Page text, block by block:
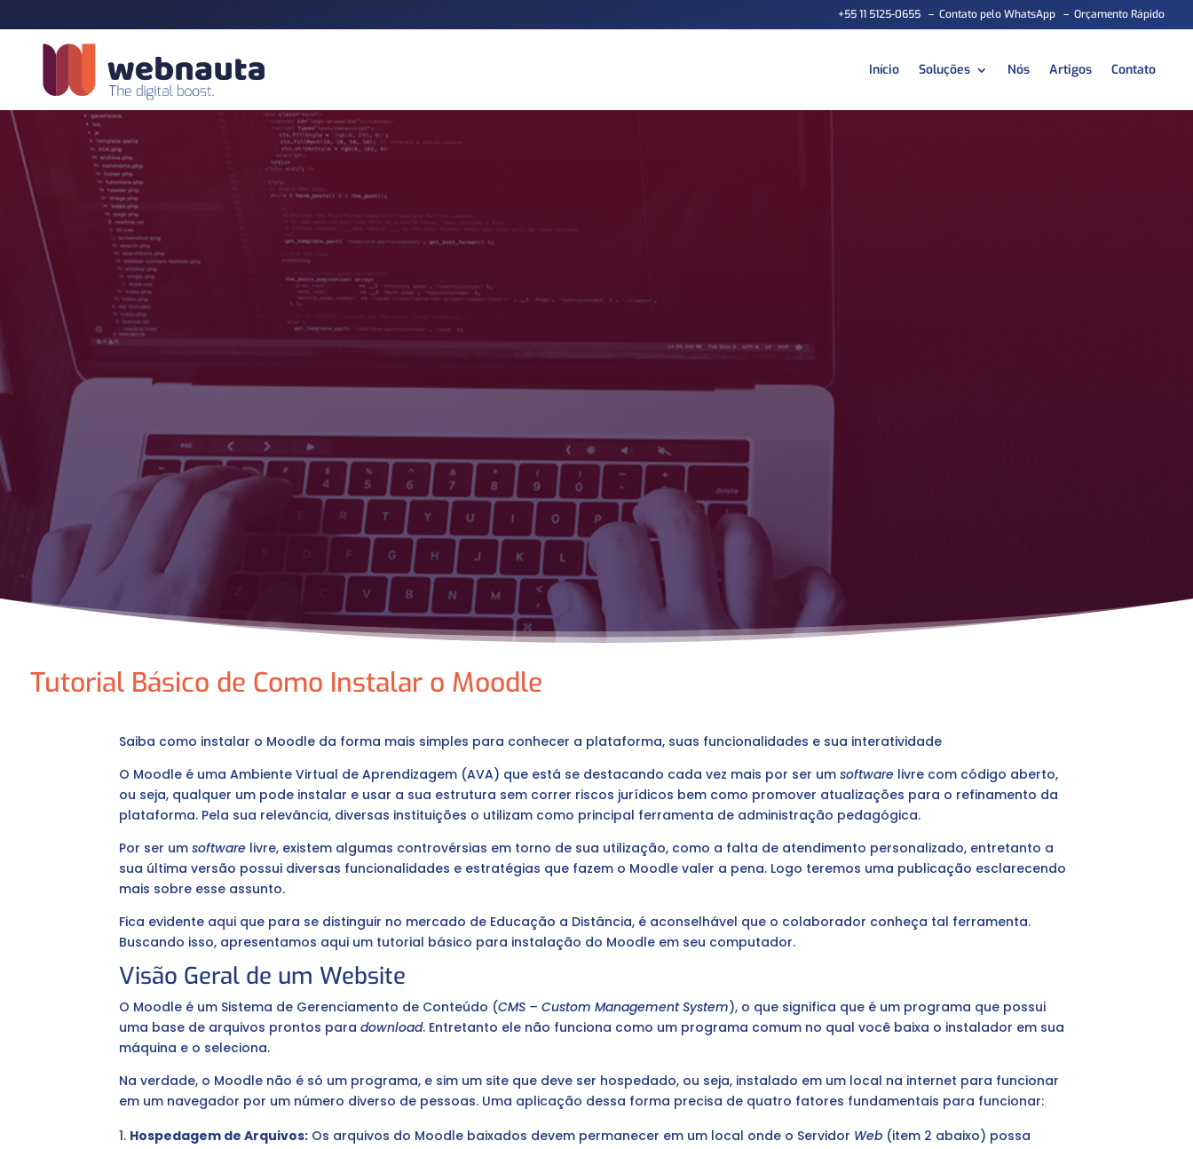
+55 11 5125-0655 – Contato pelo WhatsApp – Orçamento Rápido
Início Soluções Nós Artigos Contato
Tutorial Básico de Como Instalar o Moodle
Saiba como instalar o Moodle da forma mais simples para conhecer a plataforma, suas funcionalidades e sua interatividade
O Moodle é uma Ambiente Virtual de Aprendizagem (AVA) que está se destacando cada vez mais por ser umsoftware livre com código aberto,
ou seja, qualquer um pode instalar e usar a sua estrutura sem correr riscos jurídicos bem como promover atualizações para o refinamento da
plataforma. Pela sua relevância, diversas instituições o utilizam como principal ferramenta de administração pedagógica.
Por ser umsoftware livre, existem algumas controvérsias em torno de sua utilização, como a falta de atendimento personalizado, entretanto a
sua última versão possui diversas funcionalidades e estratégias que fazem o Moodle valer a pena. Logo teremos uma publicação esclarecendo
mais sobre esse assunto.
Fica evidente aqui que para se distinguir no mercado de Educação a Distância, é aconselhável que o colaborador conheça tal ferramenta.
Buscando isso, apresentamos aqui um tutorial básico para instalação do Moodle em seu computador.
Visão Geral de um Website
O Moodle é um Sistema de Gerenciamento de Conteúdo (CMS – Custom Management System), o que significa que é um programa que possui
uma base de arquivos prontos paradownload. Entretanto ele não funciona como um programa comum no qual você baixa o instalador em sua
máquina e o seleciona.
Na verdade, o Moodle não é só um programa, e sim um site que deve ser hospedado, ou seja, instalado em um local na internet para funcionar
em um navegador por um número diverso de pessoas. Uma aplicação dessa forma precisa de quatro fatores fundamentais para funcionar:
Hospedagem de Arquivos: Os arquivos do Moodle baixados devem permanecer em um local onde o Servidor Web (item 2 abaixo) possa